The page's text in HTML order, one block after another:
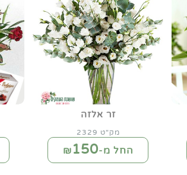
זר אלזה
מק"ט 2329
החל מ-₪150